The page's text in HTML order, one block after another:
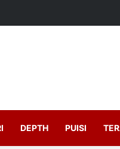
DEPTH PUISI